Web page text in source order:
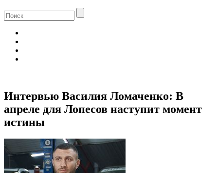
Интервью Василия Ломаченко: В
апреле для Лопесов наступит момент
истины